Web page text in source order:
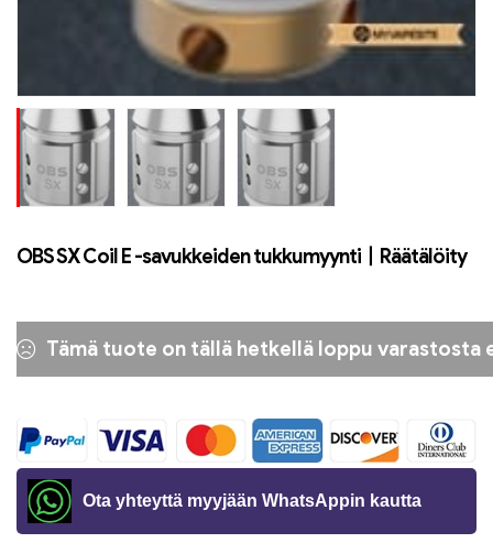
OBS SX Coil E -savukkeiden tukkumyynti丨Räätälöity
Tämä tuote on tällä hetkellä loppu varastosta
Ota yhteyttä myyjään WhatsAppin kautta